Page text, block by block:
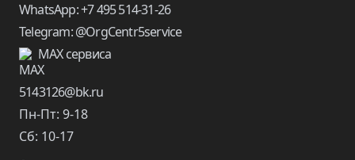
WhatsApp: +7 495 514-31-26
Telegram: @OrgCentr5service
MAX сервиса
5143126@bk.ru
Пн-Пт: 9-18
Сб: 10-17